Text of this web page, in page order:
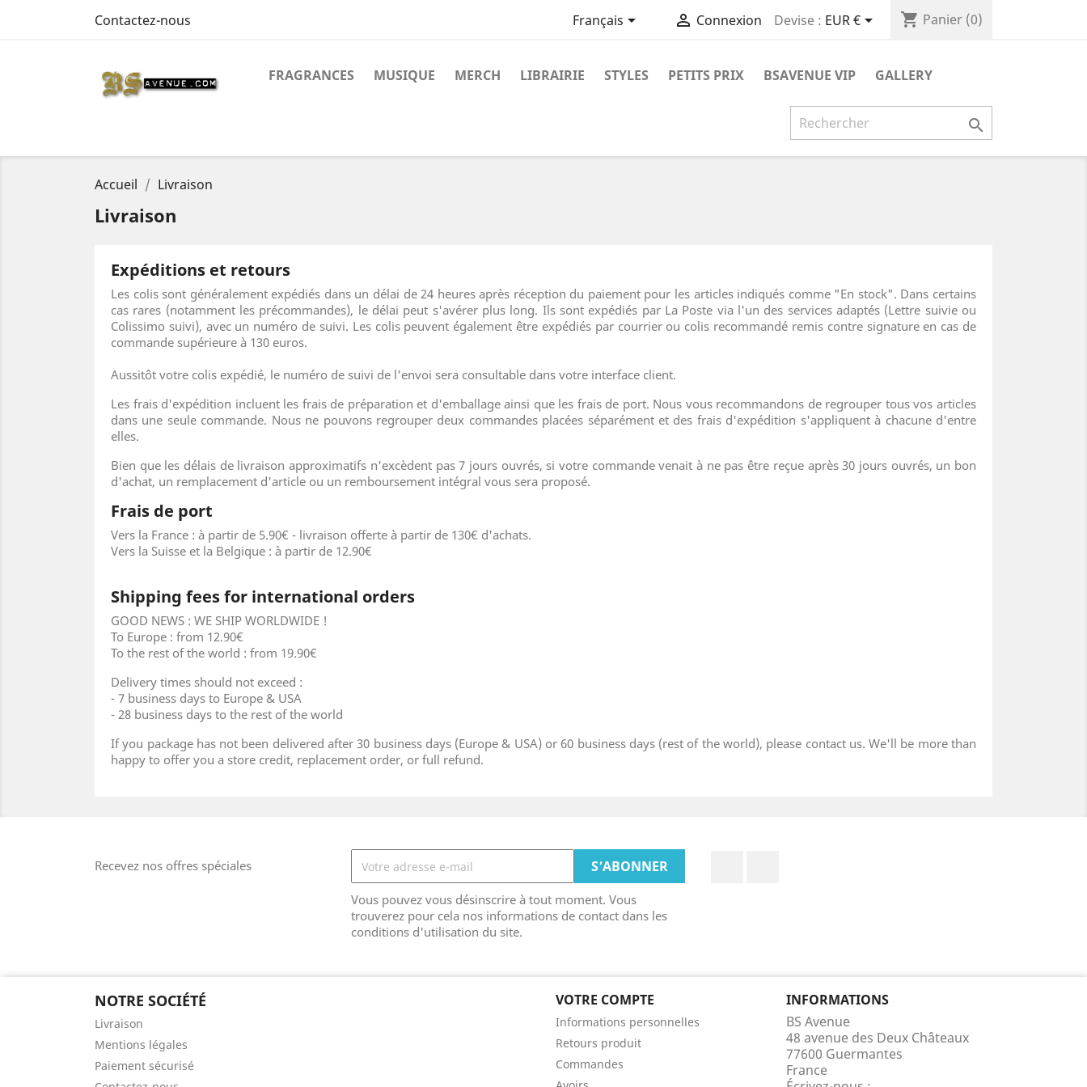
Contactez-nous Français  Connexion Devise : EUR € shopping_cart Panier (0)
FRAGRANCES MUSIQUE MERCH LIBRAIRIE STYLES PETITS PRIX BSAVENUE VIP GALLERY

Accueil Livraison
Livraison
Expéditions et retours
Les colis sont généralement expédiés dans un délai de 24 heures après réception du paiement pour les articles indiqués comme "En stock". Dans certains
cas rares (notamment les précommandes), le délai peut s'avérer plus long. Ils sont expédiés par La Poste via l'un des services adaptés (Lettre suivie ou
Colissimo suivi), avec un numéro de suivi. Les colis peuvent également être expédiés par courrier ou colis recommandé remis contre signature en cas de
commande supérieure à 130 euros.
Aussitôt votre colis expédié, le numéro de suivi de l'envoi sera consultable dans votre interface client.
Les frais d'expédition incluent les frais de préparation et d'emballage ainsi que les frais de port. Nous vous recommandons de regrouper tous vos articles
dans une seule commande. Nous ne pouvons regrouper deux commandes placées séparément et des frais d'expédition s'appliquent à chacune d'entre
elles.
Bien que les délais de livraison approximatifs n'excèdent pas 7 jours ouvrés, si votre commande venait à ne pas être reçue après 30 jours ouvrés, un bon
d'achat, un remplacement d'article ou un remboursement intégral vous sera proposé.
Frais de port
Vers la France : à partir de 5.90€ - livraison offerte à partir de 130€ d'achats.
Vers la Suisse et la Belgique : à partir de 12.90€
Shipping fees for international orders
GOOD NEWS : WE SHIP WORLDWIDE !
To Europe : from 12.90€
To the rest of the world : from 19.90€
Delivery times should not exceed :
- 7 business days to Europe & USA
- 28 business days to the rest of the world
If you package has not been delivered after 30 business days (Europe & USA) or 60 business days (rest of the world), please contact us. We'll be more than
happy to offer you a store credit, replacement order, or full refund.
Recevez nos offres spéciales
Vous pouvez vous désinscrire à tout moment. Vous
trouverez pour cela nos informations de contact dans les
conditions d'utilisation du site.
NOTRE SOCIÉTÉ
Livraison
Mentions légales
Paiement sécurisé
VOTRE COMPTE
Informations personnelles
Retours produit
Commandes
INFORMATIONS
BS Avenue
48 avenue des Deux Châteaux
77600 Guermantes
France